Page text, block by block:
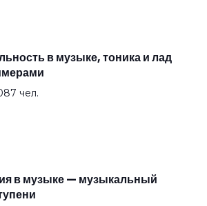
пьёт нирванув музыке, тоника и лад
чел.
в музыке — музыкальный